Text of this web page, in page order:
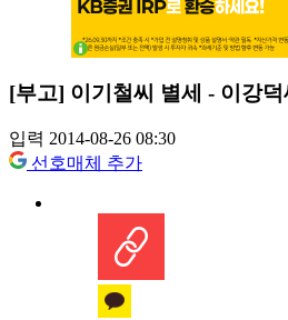
[부고] 이기철씨 별세 - 이강
입력 2014-08-26 08:30
선호매체 추가